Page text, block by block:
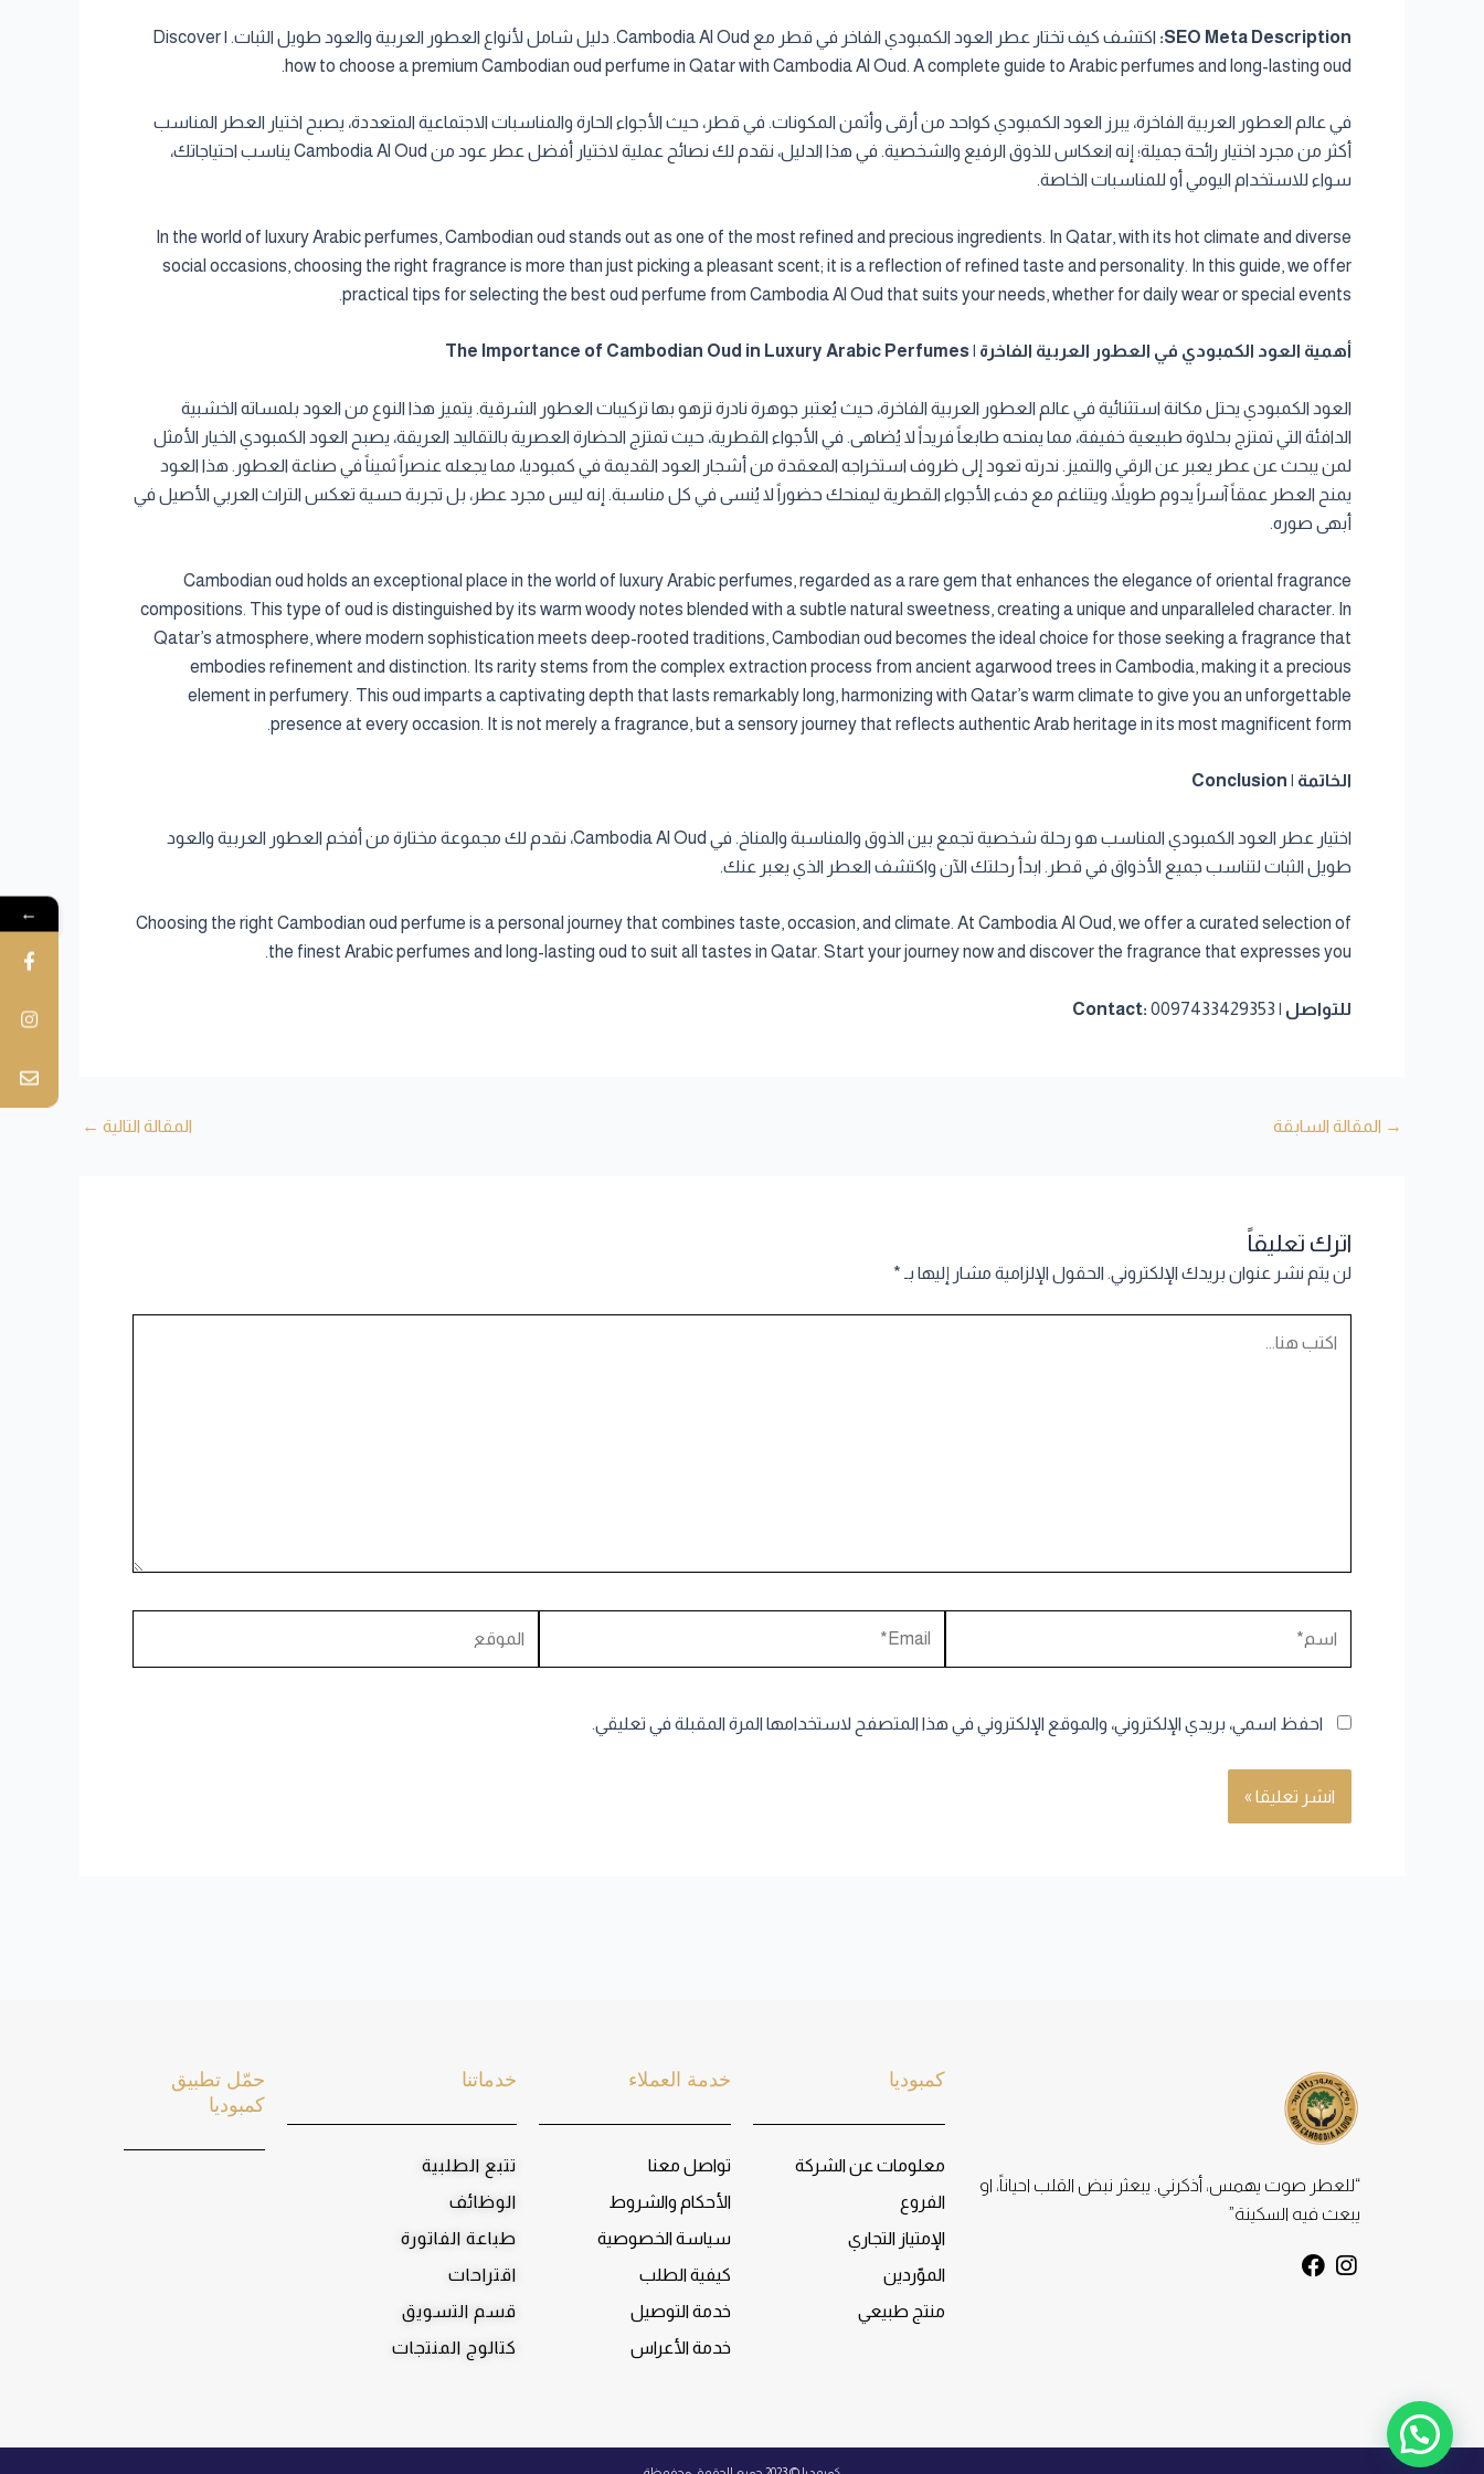
SEO Meta Description:
اكتشف كيف تختار عطر العود الكمبودي الفاخر في قطر مع Cambodia Al Oud. دليل شامل لأنواع العطور العربية والعود طويل الثبات. | Discover
how to choose a premium Cambodian oud perfume in Qatar with Cambodia Al Oud. A complete guide to Arabic perfumes and long-lasting oud.
في عالم العطور العربية الفاخرة، يبرز العود الكمبودي كواحد من أرقى وأثمن المكونات. في قطر، حيث الأجواء الحارة والمناسبات الاجتماعية المتعددة، يصبح اختيار العطر المناسب
أكثر من مجرد اختيار رائحة جميلة؛ إنه انعكاس للذوق الرفيع والشخصية. في هذا الدليل، نقدم لك نصائح عملية لاختيار أفضل عطر عود من Cambodia Al Oud يناسب احتياجاتك،
سواء للاستخدام اليومي أو للمناسبات الخاصة.
In the world of luxury Arabic perfumes, Cambodian oud stands out as one of the most refined and precious ingredients. In Qatar, with its hot climate and diverse
social occasions, choosing the right fragrance is more than just picking a pleasant scent; it is a reflection of refined taste and personality. In this guide, we offer
practical tips for selecting the best oud perfume from Cambodia Al Oud that suits your needs, whether for daily wear or special events.
أهمية العود الكمبودي في العطور العربية الفاخرة | The Importance of Cambodian Oud in Luxury Arabic Perfumes
العود الكمبودي يحتل مكانة استثنائية في عالم العطور العربية الفاخرة، حيث يُعتبر جوهرة نادرة تزهو بها تركيبات العطور الشرقية. يتميز هذا النوع من العود بلمساته الخشبية
الدافئة التي تمتزج بحلاوة طبيعية خفيفة، مما يمنحه طابعاً فريداً لا يُضاهى. في الأجواء القطرية، حيث تمتزج الحضارة العصرية بالتقاليد العريقة، يصبح العود الكمبودي الخيار الأمثل
لمن يبحث عن عطر يعبر عن الرقي والتميز. ندرته تعود إلى ظروف استخراجه المعقدة من أشجار العود القديمة في كمبوديا، مما يجعله عنصراً ثميناً في صناعة العطور. هذا العود
يمنح العطر عمقاً آسراً يدوم طويلاً، ويتناغم مع دفء الأجواء القطرية ليمنحك حضوراً لا يُنسى في كل مناسبة. إنه ليس مجرد عطر، بل تجربة حسية تعكس التراث العربي الأصيل في
أبهى صوره.
Cambodian oud holds an exceptional place in the world of luxury Arabic perfumes, regarded as a rare gem that enhances the elegance of oriental fragrance
compositions. This type of oud is distinguished by its warm woody notes blended with a subtle natural sweetness, creating a unique and unparalleled character. In
Qatar’s atmosphere, where modern sophistication meets deep-rooted traditions, Cambodian oud becomes the ideal choice for those seeking a fragrance that
embodies refinement and distinction. Its rarity stems from the complex extraction process from ancient agarwood trees in Cambodia, making it a precious
element in perfumery. This oud imparts a captivating depth that lasts remarkably long, harmonizing with Qatar’s warm climate to give you an unforgettable
presence at every occasion. It is not merely a fragrance, but a sensory journey that reflects authentic Arab heritage in its most magnificent form.
الخاتمة | Conclusion
اختيار عطر العود الكمبودي المناسب هو رحلة شخصية تجمع بين الذوق والمناسبة والمناخ. في Cambodia Al Oud، نقدم لك مجموعة مختارة من أفخم العطور العربية والعود
طويل الثبات لتناسب جميع الأذواق في قطر. ابدأ رحلتك الآن واكتشف العطر الذي يعبر عنك.
Choosing the right Cambodian oud perfume is a personal journey that combines taste, occasion, and climate. At Cambodia Al Oud, we offer a curated selection of
the finest Arabic perfumes and long-lasting oud to suit all tastes in Qatar. Start your journey now and discover the fragrance that expresses you.
للتواصل | Contact: 0097433429353
→ المقالة السابقة المقالة التالية ←
اترك تعليقاً
لن يتم نشر عنوان بريدك الإلكتروني. الحقول الإلزامية مشار إليها بـ *
هنا...
احفظ اسمي، بريدي الإلكتروني، والموقع الإلكتروني في هذا المتصفح لاستخدامها المرة المقبلة في تعليقي.
“للعطر صوت يهمس، أذكرني. يبعثر نبض القلب احياناً، او
يبعث فيه السكينة”
I
m
F
a
كمبوديا
معلومات عن الشركة
الفروع
الإمتياز التجاري
الموّردين
منتج طبيعي
خدمة العملاء
تواصل معنا
الأحكام والشروط
سياسة الخصوصية
كيفية الطلب
خدمة التوصيل
خدمة الأعراس
خدماتنا
تتبع الطلبية
الوظائف
طباعة الفاتورة
اقتراحات
قسم التسويق
كتالوج المنتجات
حمّل تطبيق
كمبوديا
←